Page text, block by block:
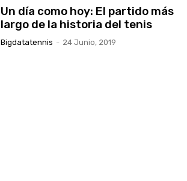
Un día como hoy: El partido más
largo de la historia del tenis
Bigdatatennis - 24 Junio, 2019